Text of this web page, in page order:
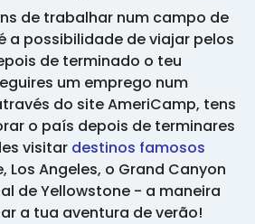
de trabalhar num campo de
a possibilidade de viajar pelos
de terminado o teu
um emprego num
do site AmeriCamp, tens
o país depois de terminares
visitar destinos famosos
Los Angeles, o Grand Canyon
de Yellowstone - a maneira
a tua aventura de verão!